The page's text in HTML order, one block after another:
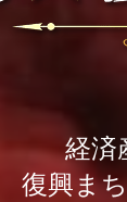
経済
復興ま